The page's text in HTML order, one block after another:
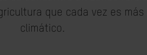
que cada vez es
climático.